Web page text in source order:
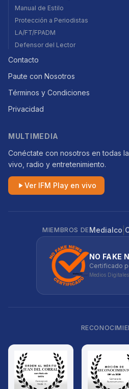
Manual de Estilo
Protección a Periodistas
LA/FT/FPADM
Defensor del Lector
Contacto
Paute con Nosotros
Términos y Condiciones
Privacidad
MULTIMEDIA
Conéctate con nosotros en todas
vivo, radio y entretenimiento.
Ver IFM Play en vivo
MIEMBROS DEMedialco
NO FAKE
Certificado
Medios